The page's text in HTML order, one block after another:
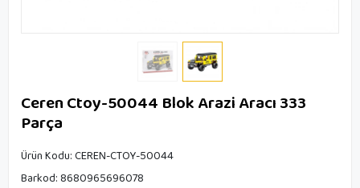
Ceren Ctoy-50044 Blok Arazi Aracı 333
Parça
Ürün Kodu:CEREN-CTOY-50044
Barkod:8680965696078